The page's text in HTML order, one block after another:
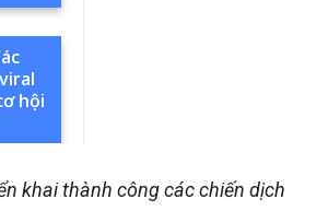
hội
khai thành công các chiến dịch